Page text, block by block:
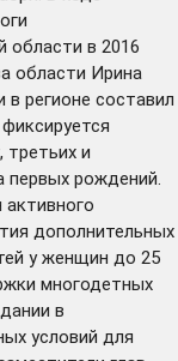
области в 2016
области Ирина
регионе составил
третьих и
рождений.
дополнительных
у женщин до 25
многодетных
в
условий для